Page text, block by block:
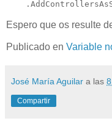
Espero que os resulte
Publicado en Variable
José María Aguilar a las
Compartir